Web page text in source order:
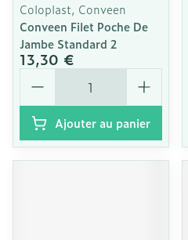
Coloplast, Conveen
Conveen Filet Poche De
Jambe Standard 2
13,30 €
Quantité
Ajouter au panier